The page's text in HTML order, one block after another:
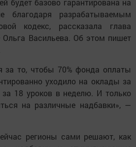
будет базово гарантирована на
благодаря разрабатываемым
кодекс, рассказала глава
Васильева. Об этом пишет
за то, чтобы 70% фонда оплаты
уходило на оклады за
за 18 уроков в неделю. И только
на различные надбавки», —
регионы сами решают, как